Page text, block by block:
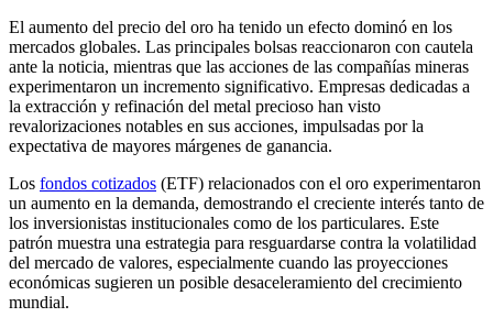
El aumento del precio del oro ha tenido un efecto dominó en los
mercados globales. Las principales bolsas reaccionaron con cautela
ante la noticia, mientras que las acciones de las compañías mineras
experimentaron un incremento significativo. Empresas dedicadas a
la extracción y refinación del metal precioso han visto
revalorizaciones notables en sus acciones, impulsadas por la
expectativa de mayores márgenes de ganancia.
Los fondos cotizados (ETF) relacionados con el oro experimentaron
un aumento en la demanda, demostrando el creciente interés tanto de
los inversionistas institucionales como de los particulares. Este
patrón muestra una estrategia para resguardarse contra la volatilidad
del mercado de valores, especialmente cuando las proyecciones
económicas sugieren un posible desaceleramiento del crecimiento
mundial.